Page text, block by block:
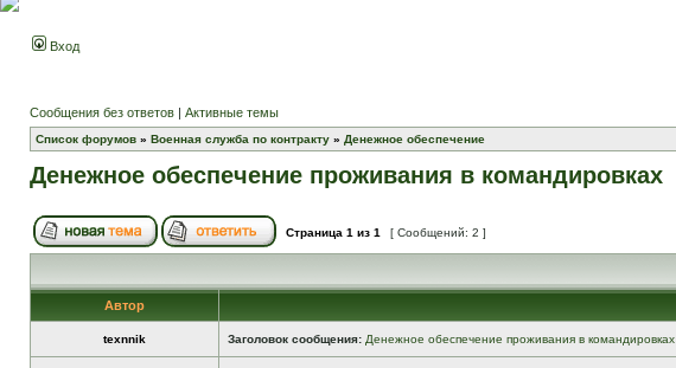
Вход
Сообщения без ответов | Активные темы
Список форумов » Военная служба по контракту » Денежное обеспечение
Денежное обеспечение проживания в командировках
Страница 1 из 1 [ Сообщений: 2 ]
Автор
texnnik Заголовок сообщения: Денежное обеспечение проживания в командировках